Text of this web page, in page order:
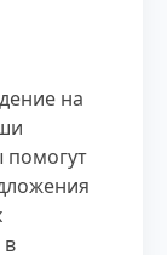
на
помогут
в